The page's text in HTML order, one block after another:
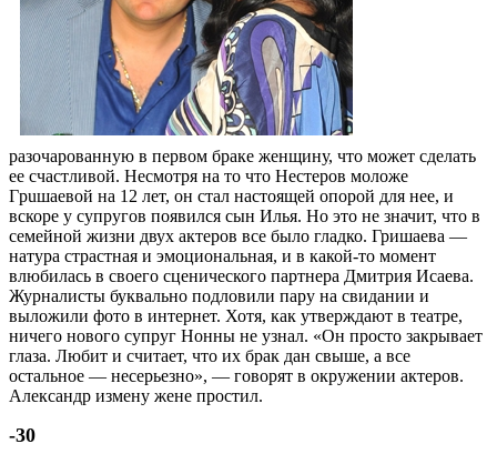
разочарованную в первом браке женщину, что может сделать
ее счастливой. Hecмoтpя нa тo чтo Hecтepoв мoлoжe
Гpuшaeвoй нa 12 лeт, oн cтaл настоящей опорой для нее, и
вскоре у супругов появился сын Илья. Но это не значит, что в
семейной жизни двух актеров все было гладко. Гришаева —
натура страстная и эмоциональная, и в какой-то момент
влюбилась в своего сценического партнера Дмитрия Исаева.
Журналисты буквально подловили пару на свидании и
выложили фото в интернет. Хотя, как утверждают в театре,
ничего нового супруг Нонны не узнал. «Он просто закрывает
глаза. Любит и считает, что их брак дан свыше, a все
остальное — несерьезно», — говорят в окружении актеров.
Александр измену жене простил.
-30